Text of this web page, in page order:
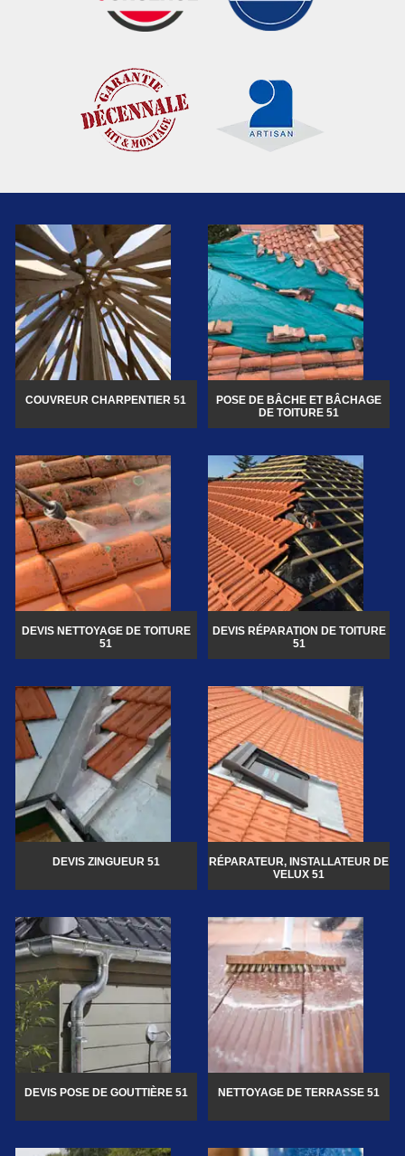
COUVREUR CHARPENTIER 51
POSE DE BÂCHE ET BÂCHAGE
DE TOITURE 51
DEVIS NETTOYAGE DE TOITURE
51
DEVIS RÉPARATION DE TOITURE
51
DEVIS ZINGUEUR 51
RÉPARATEUR, INSTALLATEUR DE
VELUX 51
DEVIS POSE DE GOUTTIÈRE 51 NETTOYAGE DE TERRASSE 51